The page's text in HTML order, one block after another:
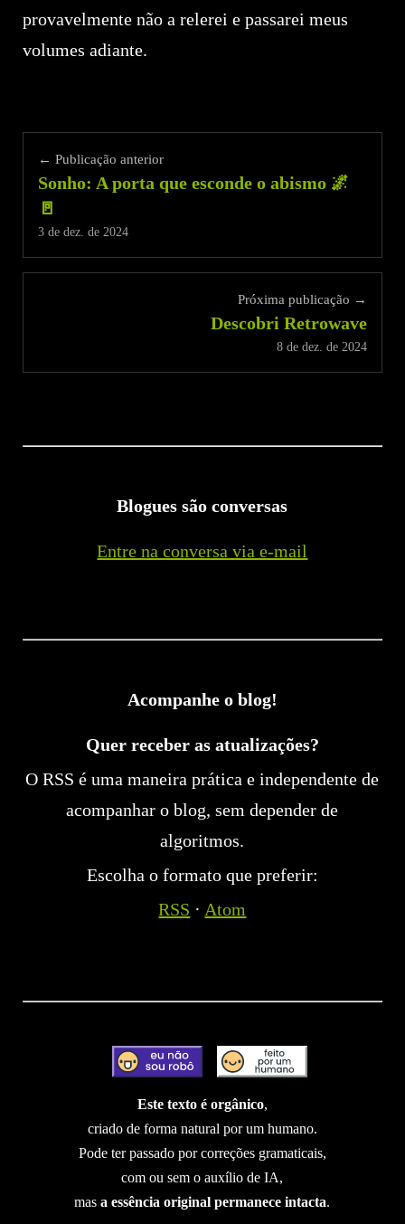
provavelmente não a relerei e passarei meus
volumes adiante.
← Publicação anterior
Sonho: A porta que esconde o abismo 🌌
🚪
3 de dez. de 2024
Próxima publicação →
Descobri Retrowave
8 de dez. de 2024
Blogues são conversas
Entre na conversa via e-mail
Acompanhe o blog!
Quer receber as atualizações?
O RSS é uma maneira prática e independente de
acompanhar o blog, sem depender de
algoritmos.
Escolha o formato que preferir:
RSS · Atom
Este texto é orgânico,
criado de forma natural por um humano.
Pode ter passado por correções gramaticais,
com ou sem o auxílio de IA,
masa essência original permanece intacta.